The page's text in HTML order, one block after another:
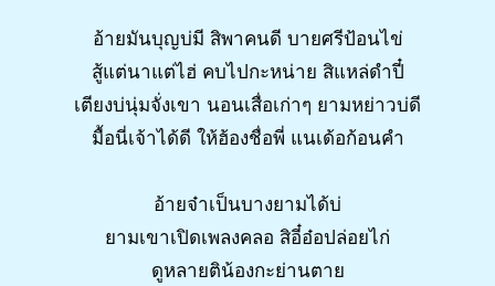
อ้ายมันบุญบ่มี สิพาคนดี บายศรีป้อนไข่
สู้แต่นาแต่ไฮ่ คบไปกะหน่าย สิแหล่ดำปี๋
เตียงบ่นุ่มจั่งเขา นอนเสื่อเก่าๆ ยามหย่าวบ่ดี
มื้อนี่เจ้าได้ดี ให้ฮ้องชื่อพี่ แนเด้อก้อนคำ
อ้ายจ๋าเป็นบางยามได้บ่
ยามเขาเปิดเพลงคลอ สิอี๋อ๋อปล่อยไก่
ดูหลายติน้องกะย่านตาย